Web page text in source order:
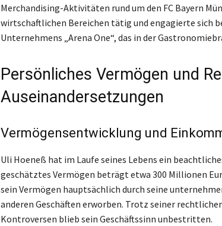
Merchandising-Aktivitäten rund um den FC Bayern
wirtschaftlichen Bereichen tätig und engagierte sich
Unternehmens „Arena One“, das in der
Persönliches Vermögen und
Auseinandersetzungen
Vermögensentwicklung und
Uli Hoeneß hat im Laufe seines Lebens ein
geschätztes Vermögen beträgt etwa 300 Millionen
sein Vermögen hauptsächlich durch seine
anderen Geschäften erworben. Trotz seiner
Kontroversen blieb sein Geschäftssinn unbestritten.